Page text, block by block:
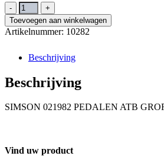
SIMSON
021982
PEDALEN
ATB
OP
(
)
aantal
Toevoegen aan winkelwagen
Artikelnummer: 10282
Beschrijving
Beschrijving
SIMSON 021982 PEDALEN ATB
Vind uw product